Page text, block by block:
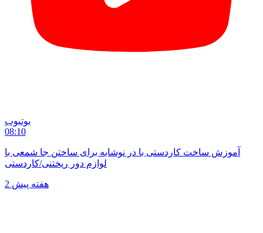
یوتیوب
08:10
آموزش ساخت کاردستی با در نوشابه برای ساختن جا شمعی با
لوازم دور ریختنی/کاردستی
2 هفته پیش